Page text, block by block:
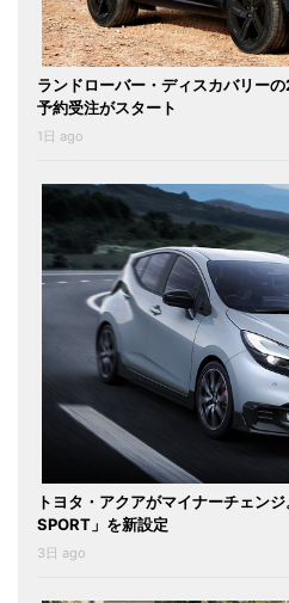
ランドローバー・ディスカバリー
予約受注がスタート
1日 ago
トヨタ・アクアがマイナーチェン
SPORT」を新設定
3日 ago